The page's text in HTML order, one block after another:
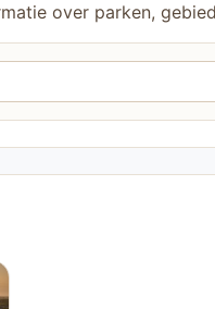
over parken,